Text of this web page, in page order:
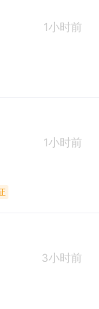
1小时前
1小时前
3小时前